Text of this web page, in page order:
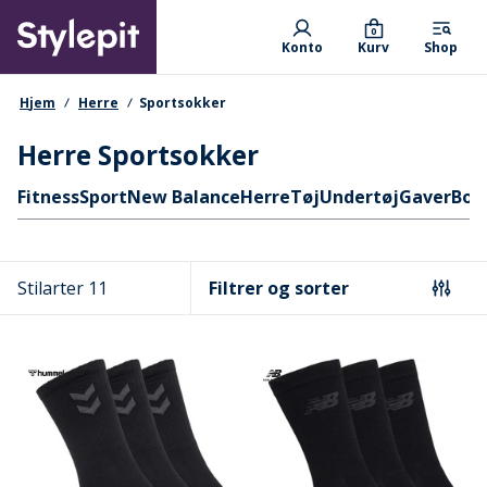
main
content
Primary departments
Konto Kurv
0
Shop
navigationssti
Hjem Herre Sportsokker
Herre Sportsokker
Hurtige links
FitnessSportNew BalanceHerreTøjUndertøjGaver
Stilarter 11 Filtrer og sorter